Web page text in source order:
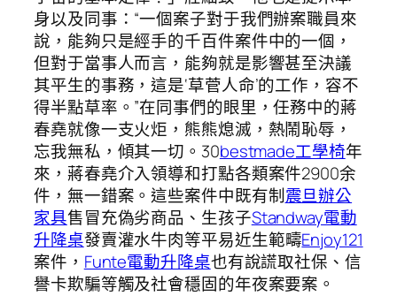
身以及同事：“一個案子對于我們辦案職員來
說，能夠只是經手的千百件案件中的一個，
但對于當事人而言，能夠就是影響甚至決議
其平生的事務，這是‘草菅人命’的工作，容不
得半點草率。”在同事們的眼里，任務中的蔣
春堯就像一支火炬，熊熊熄滅，熱鬧恥辱，
忘我無私，傾其一切。30bestmade工學椅年
來，蔣春堯介入領導和打點各類案件2900余
件，無一錯案。這些案件中既有制震旦辦公
家具售冒充偽劣商品、生孩子Standway電動
升降桌發賣灌水牛肉等平易近生範疇Enjoy121
案件， Funte電動升降桌也有說謊取社保、信
譽卡欺騙等觸及社會穩固的年夜案要案。